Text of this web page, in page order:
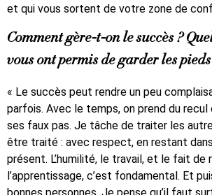
et qui vous sortent de votre zone de
Comment gère-t-on le succès ?
vous ont permis de garder les
« Le succès peut rendre un peu
parfois. Avec le temps, on prend du
ses faux pas. Je tâche de traiter les
être traité : avec respect, en restant
présent. L’humilité, le travail, et le fait de
l’apprentissage, c’est fondamental. Et
bonnes personnes. Je pense qu’il faut